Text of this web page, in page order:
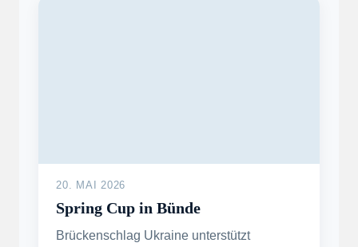
20. MAI 2026
Spring Cup in Bünde
Brückenschlag Ukraine unterstützt